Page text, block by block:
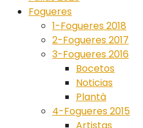
Fogueres
1-Fogueres 2018
2-Fogueres 2017
3-Fogueres 2016
Bocetos
Noticias
Plantà
4-Fogueres 2015